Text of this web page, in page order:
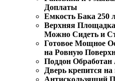
Доплаты
Емкость Бака 250
Верхняя
Можно Сидеть и
Готовое Мощное
на Ровную
Поддон Обработан
Дверь крепится
Антискользящий